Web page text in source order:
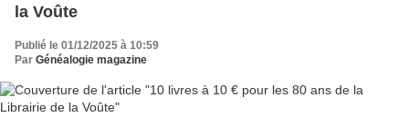
la Voûte
Publié le 01/12/2025 à 10:59
Par Généalogie magazine